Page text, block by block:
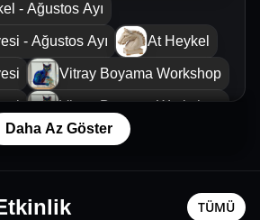
- Ağustos Ayı
- Ağustos Ayı At Heykel
Vitray Boyama Workshop
Vitray Boyama Workshop
Daha Az Göster
TÜMÜ
6
İstanbul